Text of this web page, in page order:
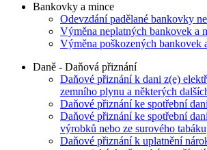
Bankovky a mince
Odevzdání padělané bankovky
Výměna neplatných bankovek a
Výměna poškozených bankovek
Daně - Daňová přiznání
Daňové přiznání k dani z(e)
zemního plynu a některých
Daňové přiznání ke spotřební dani
Daňové přiznání ke spotřební
výrobků nebo ze surového tabáku
Daňové přiznání k uplatnění